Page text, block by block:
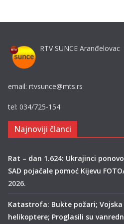
RTV SUNCE Aranđelovac
email: rtvsunce@mts.rs
tel: 034/725-154
Najnoviji članci
Rat – dan 1.624: Ukrajinci
SAD pojačale pomoć Kijevu
2026.
Katastrofa: Bukte požari;
helikoptere; Proglasili su